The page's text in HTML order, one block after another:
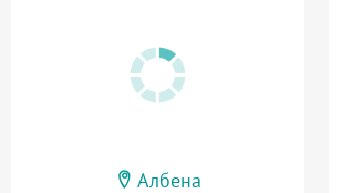
Албена